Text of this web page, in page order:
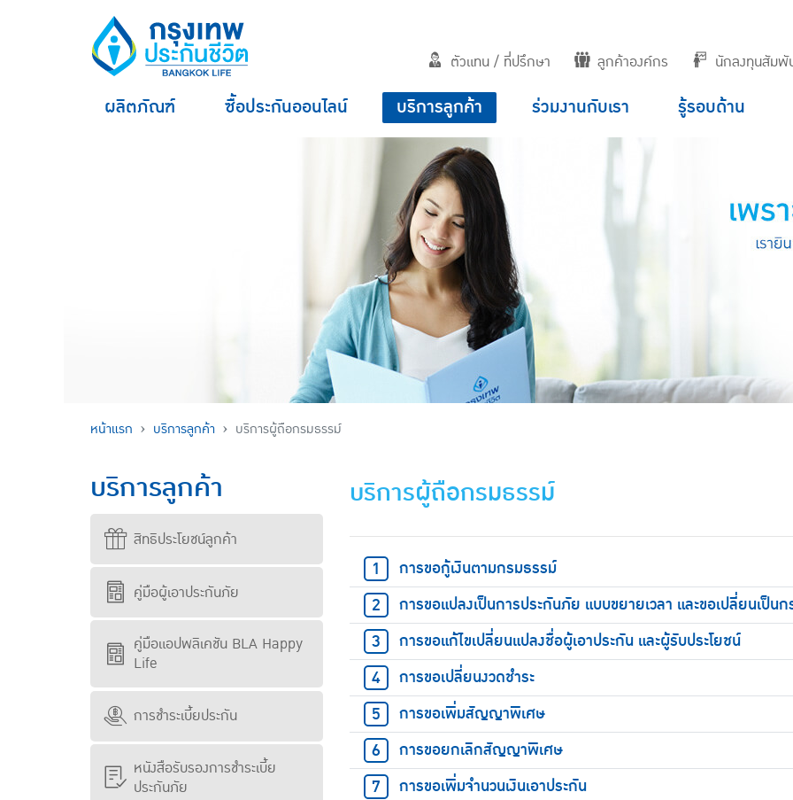
ตัวแทน / ที่ปรึกษา ลูกค้าองค์กร นักลงทุนสัมพั
ผลิตภัณฑ์ ซื้อประกันออนไลน์ บริการลูกค้า ร่วมงานกับเรา รู้รอบด้าน
หน้าแรก บริการลูกค้า บริการผู้ถือกรมธรรม์
บริการลูกค้า
สิทธิประโยชน์ลูกค้า
คู่มือผู้เอาประกันภัย
คู่มือแอปพลิเคชัน BLA Happy
Life
การชำระเบี้ยประกัน
หนังสือรับรองการชำระเบี้ย
ประกันภัย
บริการผู้ถือกรมธรรม์
การขอกู้เงินตามกรมธรรม์
การขอแปลงเป็นการประกันภัย แบบขยายเวลา และขอเปลี่ยนเป็นก
การขอแก้ไขเปลี่ยนแปลงชื่อผู้เอาประกัน และผู้รับประโยชน์
การขอเปลี่ยนงวดชำระ
การขอเพิ่มสัญญาพิเศษ
การขอยกเลิกสัญญาพิเศษ
การขอเพิ่มจำนวนเงินเอาประกัน